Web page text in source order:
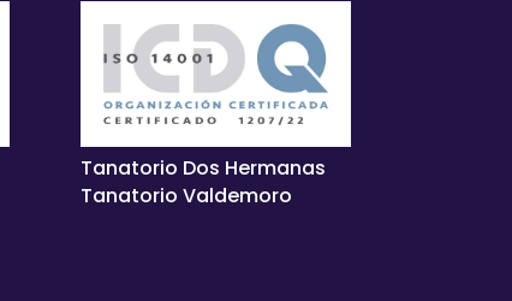
Tanatorio Dos Hermanas
Tanatorio Valdemoro